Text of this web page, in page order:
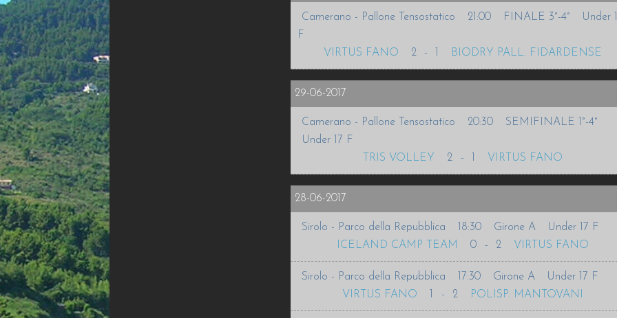
Camerano - Pallone Tensostatico 21:00 FINALE 3°-4°
Under
F
VIRTUS FANO
2 - 1 BIODRY PALL. FIDARDENSE
29-06-2017
Camerano - Pallone Tensostatico 20:30
SEMIFINALE 1°-4°
Under 17 F
TRIS VOLLEY
2 - VIRTUS FANO
28-06-2017
Sirolo - Parco della Repubblica 18:30 Girone A
Under 17 F
ICELAND CAMP TEAM
0 - 2 VIRTUS FANO
Sirolo - Parco della Repubblica 17:30 Girone A
Under 17 F
VIRTUS FANO
1 - 2 POLISP. MANTOVANI